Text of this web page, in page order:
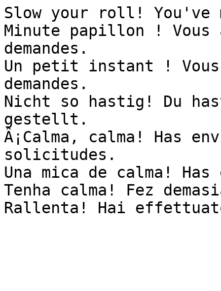
Slow your roll! You've
Minute papillon ! Vous
demandes.
Un petit instant !
demandes.
Nicht so hastig! Du
gestellt.
Â¡Calma, calma! Has
solicitudes.
Una mica de calma!
Tenha calma! Fez
Rallenta! Hai